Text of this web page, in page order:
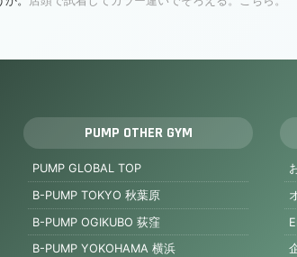
PUMP OTHER GYM
PUMP GLOBAL TOP
B-PUMP TOKYO 秋葉原
B-PUMP OGIKUBO 荻窪
B-PUMP YOKOHAMA 横浜